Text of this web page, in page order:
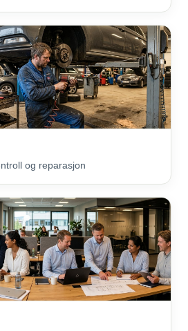
og reparasjon